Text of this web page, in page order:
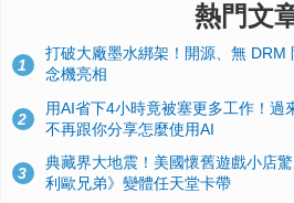
熱門文
1
打破大廠墨水綁架！開源、無
念機亮相
2
用AI省下4小時竟被塞更多工作！過
不再跟你分享怎麼使用AI
3
典藏界大地震！美國懷舊遊戲小店
利歐兄弟》變體任天堂卡帶